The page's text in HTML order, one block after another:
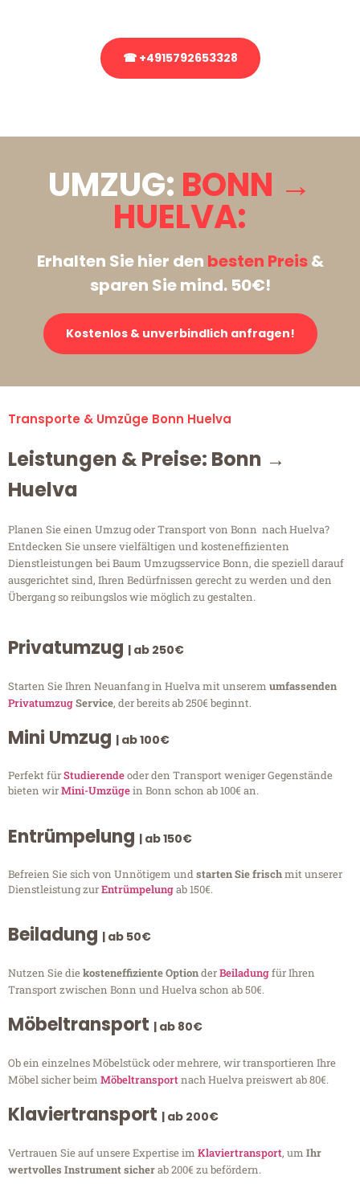
☎ +4915792653328
UMZUG: BONN →
HUELVA:
Erhalten Sie hier den besten Preis&
sparen Sie mind. 50€!
Kostenlos & unverbindlich anfragen!
Transporte & Umzüge Bonn Huelva
Leistungen & Preise: Bonn →
Huelva
Planen Sie einen Umzug oder Transport von Bonn nach Huelva?
Entdecken Sie unsere vielfältigen und kosteneffizienten
Dienstleistungen bei Baum Umzugsservice Bonn, die speziell darauf
ausgerichtet sind, Ihren Bedürfnissen gerecht zu werden und den
Übergang so reibungslos wie möglich zu gestalten.
Privatumzug | ab 250€
Starten Sie Ihren Neuanfang in Huelva mit unserem umfassenden
PrivatumzugService, der bereits ab 250€ beginnt.
Mini Umzug | ab 100€
Perfekt fürStudierendeoder den Transport weniger Gegenstände
bieten wirMini-Umzügein Bonn schon ab 100€ an.
Entrümpelung | ab 150€
Befreien Sie sich von Unnötigem undstarten Sie frischmit unserer
Dienstleistung zurEntrümpelungab 150€.
Beiladung | ab 50€
Nutzen Sie diekosteneffiziente OptionderBeiladungfür Ihren
Transport zwischen Bonn und Huelva schon ab 50€.
Möbeltransport | ab 80€
Ob ein einzelnes Möbelstück oder mehrere, wir transportieren Ihre
Möbel sicher beim Möbeltransportnach Huelva preiswert ab 80€.
Klaviertransport | ab 200€
Vertrauen Sie auf unsere Expertise im Klaviertransport, um Ihr
wertvolles Instrument sicherab 200€ zu befördern.